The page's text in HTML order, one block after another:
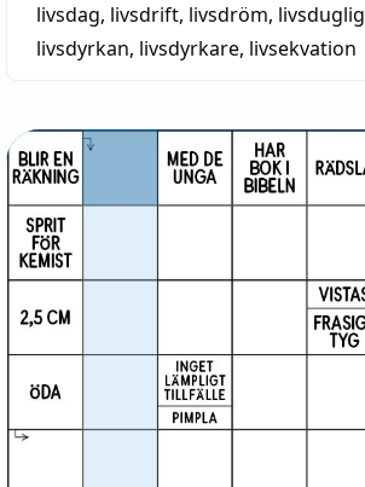
livsdag, livsdrift, livsdröm, livsduglig
livsdyrkan, livsdyrkare, livsekvation